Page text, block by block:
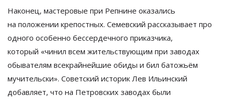
Наконец, мастеровые при Репнине оказались
на положении крепостных. Семевский рассказывает про
одного особенно бессердечного приказчика,
который «чинил всем жительствующим при заводах
обывателям всекрайнейшие обиды и бил батожьём
мучительски». Советский историк Лев Ильинский
добавляет, что на Петровских заводах были